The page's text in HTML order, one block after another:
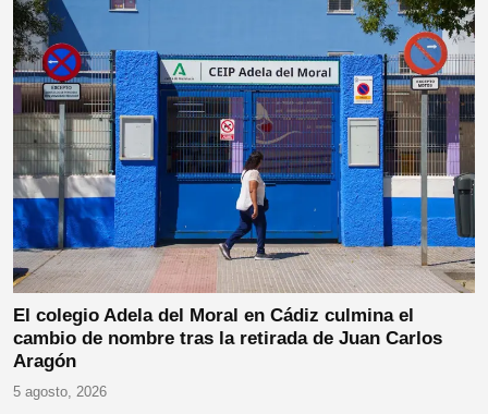
El colegio Adela del Moral en Cádiz culmina el
cambio de nombre tras la retirada de Juan Carlos
Aragón
5 agosto, 2026